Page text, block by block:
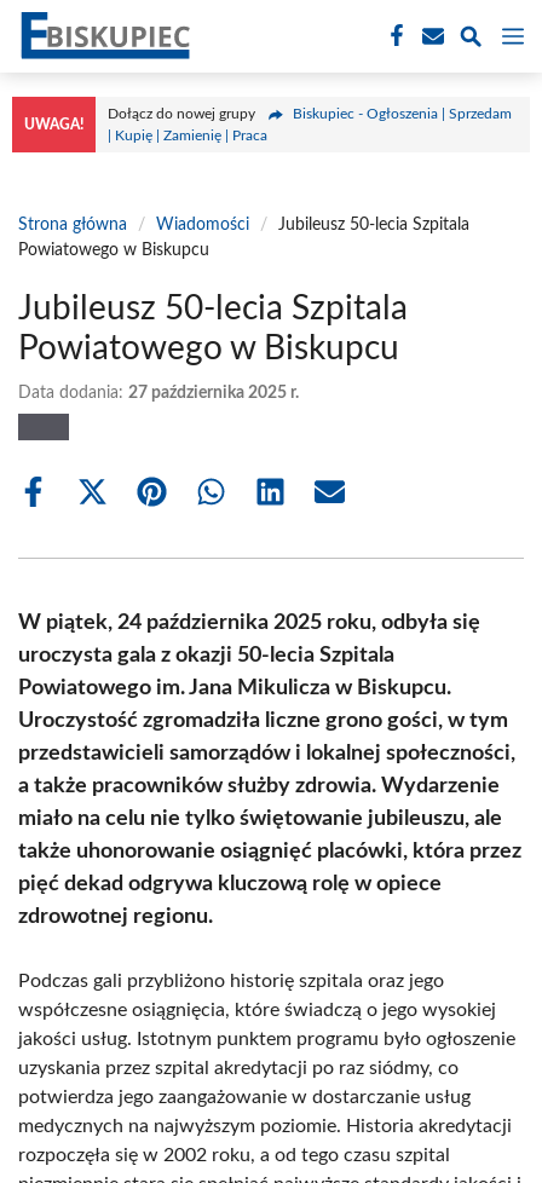
Przejdź
treści
UWAGA!
Dołącz do nowej grupy
Biskupiec - Ogłoszenia | Sprzedam
| Kupię | Zamienię | Praca
Strona główna / Wiadomości /
Jubileusz 50-lecia Szpitala
Powiatowego w Biskupcu
Jubileusz 50-lecia Szpitala
Powiatowego w Biskupcu
Data dodania: 27 października 2025 r.
Share
Share
(Twitter)
Share Share Share Share
W piątek, 24 października 2025 roku, odbyła się
uroczysta gala z okazji 50-lecia Szpitala
Powiatowego im. Jana Mikulicza w Biskupcu.
Uroczystość zgromadziła liczne grono gości, w tym
przedstawicieli samorządów i lokalnej społeczności,
a także pracowników służby zdrowia. Wydarzenie
miało na celu nie tylko świętowanie jubileuszu, ale
także uhonorowanie osiągnięć placówki, która przez
pięć dekad odgrywa kluczową rolę w opiece
zdrowotnej regionu.
Podczas gali przybliżono historię szpitala oraz jego
współczesne osiągnięcia, które świadczą o jego wysokiej
jakości usług. Istotnym punktem programu było ogłoszenie
uzyskania przez szpital akredytacji po raz siódmy, co
potwierdza jego zaangażowanie w dostarczanie usług
medycznych na najwyższym poziomie. Historia akredytacji
rozpoczęła się w 2002 roku, a od tego czasu szpital